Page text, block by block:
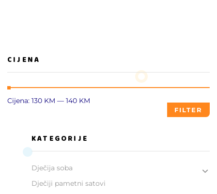
CIJENA
FILTER
Cijena: 130 KM — 140 KM
KATEGORIJE
Dječija soba
Dječiji pametni satovi